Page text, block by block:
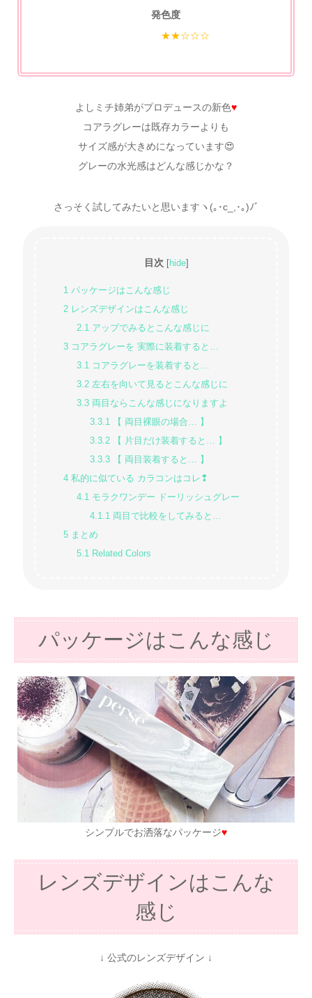
発色度
★★☆☆☆
よしミチ姉弟がプロデュースの新色♥
コアラグレーは既存カラーよりも
サイズ感が大きめになっています😍
グレーの水光感はどんな感じかな？
さっそく試してみたいと思いますヽ(｡･c_,･｡)ﾉﾞ
目次 hide
1 パッケージはこんな感じ
2 レンズデザインはこんな感じ
2.1 アップでみるとこんな感じに
3 コアラグレーを 実際に装着すると…
3.1
コアラグレーを装着すると…
3.2左右を向いて見るとこんな感じに
3.3両目ならこんな感じになりますよ
3.3.1
【 両目裸眼の場合… 】
3.3.2【 片目だけ装着すると… 】
3.3.3【 両目装着すると… 】
4 私的に似ている カラコンはコレ❢
4.1 モラクワンデー ドーリッシュグレー
4.1.1 両目で比較をしてみると…
5 まとめ
5.1
Related Colors
パッケージはこんな感じ
シンプルでお洒落なパッケージ♥
レンズデザインはこんな
感じ
↓ 公式のレンズデザイン ↓